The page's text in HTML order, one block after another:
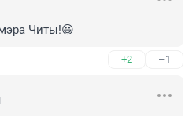
Читы!😃
+2 –1